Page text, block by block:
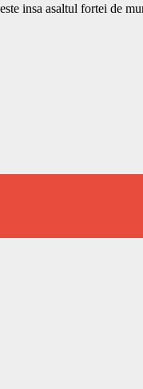
insa asaltul fortei de